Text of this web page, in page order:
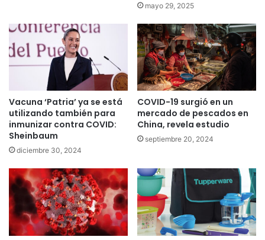
mayo 29, 2025
Vacuna ‘Patria’ ya se está
utilizando también para
inmunizar contra COVID:
Sheinbaum
diciembre 30, 2024
COVID-19 surgió en un
mercado de pescados en
China, revela estudio
septiembre 20, 2024